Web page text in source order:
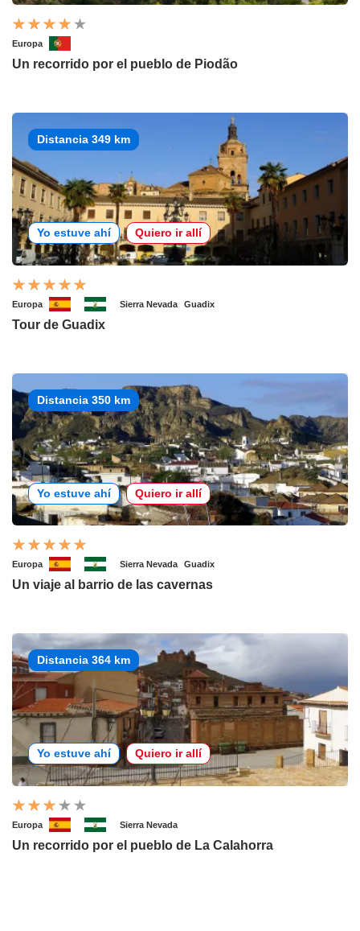
Europa
Un recorrido por el pueblo de Piodão
Distancia 349 km
Yo estuve ahí Quiero ir allí
Europa Sierra Nevada Guadix
Tour de Guadix
Distancia 350 km
Yo estuve ahí Quiero ir allí
Europa Sierra Nevada Guadix
Un viaje al barrio de las cavernas
Distancia 364 km
Yo estuve ahí Quiero ir allí
Europa Sierra Nevada
Un recorrido por el pueblo de La Calahorra